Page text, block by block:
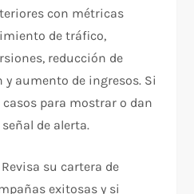
con métricas
de tráfico,
reducción de
aumento de ingresos. Si
para mostrar o dan
de alerta.​
Revisa su cartera de
exitosas y si